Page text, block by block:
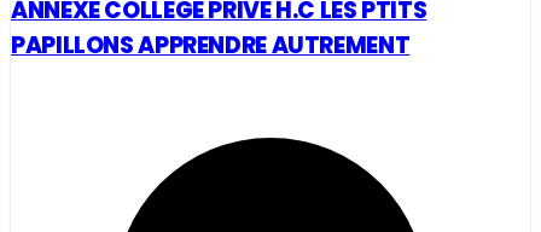
ANNEXE COLLEGE PRIVE H.C LES PTITS
PAPILLONS APPRENDRE AUTREMENT